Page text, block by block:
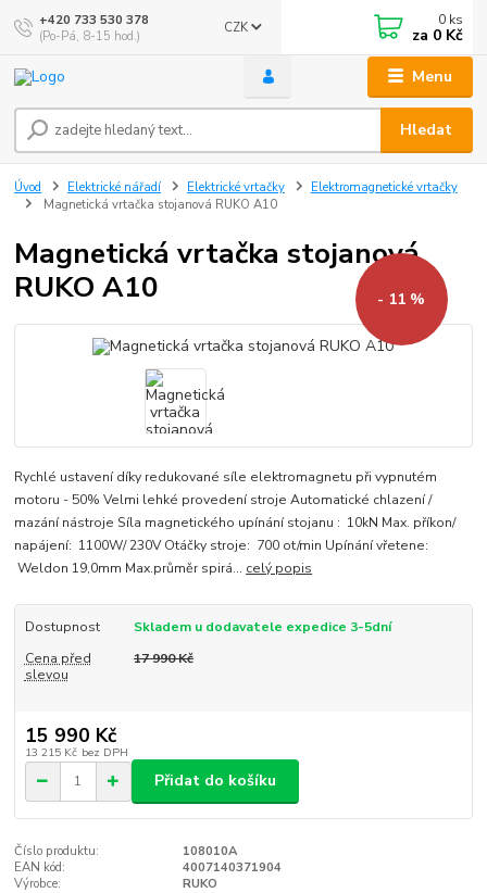
Menu
CZK
Hledat
+420 733 530 378
(Po-Pá, 8-15 hod.)
0 ks
za 0 Kč
Úvod Elektrické nářadí Elektrické vrtačky
Elektromagnetické vrtačky
Magnetická vrtačka stojanová RUKO A10
Magnetická vrtačka stojanová
RUKO A10
- 11 %
Rychlé ustavení díky redukované síle elektromagnetu při vypnutém
motoru - 50% Velmi lehké provedení stroje Automatické chlazení /
mazání nástroje Síla magnetického upínání stojanu : 10kN Max. příkon/
napájení: 1100W/ 230V Otáčky stroje: 700 ot/min Upínání vřetene:
Weldon 19,0mm Max.průměr spirá... celý popis
Dostupnost
Skladem u dodavatele expedice 3-5dní
Cena před
slevou
17 990 Kč
15 990 Kč
13 215 Kč bez DPH
Přidat do košíku
Číslo produktu:
108010A
EAN kód:
4007140371904
Výrobce:
RUKO